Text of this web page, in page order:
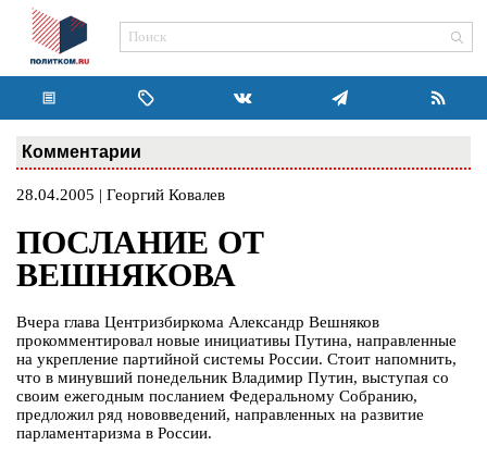
Комментарии
28.04.2005 | Георгий Ковалев
ПОСЛАНИЕ ОТ
ВЕШНЯКОВА
Вчера глава Центризбиркома Александр Вешняков
прокомментировал новые инициативы Путина, направленные
на укрепление партийной системы России. Стоит напомнить,
что в минувший понедельник Владимир Путин, выступая со
своим ежегодным посланием Федеральному Собранию,
предложил ряд нововведений, направленных на развитие
парламентаризма в России.